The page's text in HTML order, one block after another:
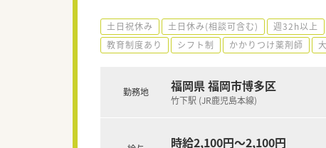
土日祝休み 土日休み(相談可含む) 週32h以上
教育制度あり
シフト制 かかりつけ薬剤師
勤務地 福岡県 福岡市博多区
竹下駅 (JR鹿児島本線)
時給2,100円～2,100円